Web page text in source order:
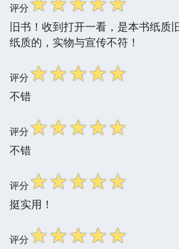
评分
旧书！收到打开一看，是本书纸质
纸质的，实物与宣传不符！
评分☆☆☆☆☆
不错
评分☆☆☆☆☆
不错
评分☆☆☆☆☆
挺实用！
评分☆☆☆☆☆